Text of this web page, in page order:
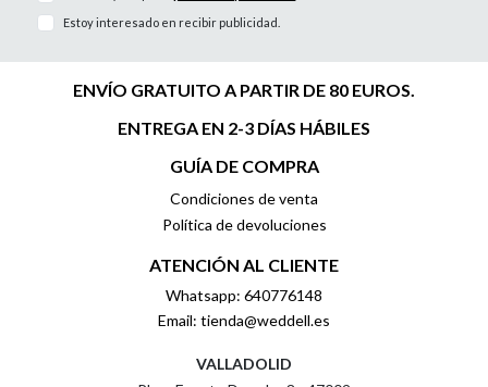
Estoy interesado en recibir publicidad.
ENVÍO GRATUITO A PARTIR DE 80 EUROS.
ENTREGA EN 2-3 DÍAS HÁBILES
GUÍA DE COMPRA
Condiciones de venta
Política de devoluciones
ATENCIÓN AL CLIENTE
Whatsapp: 640776148
Email: tienda@weddell.es
VALLADOLID